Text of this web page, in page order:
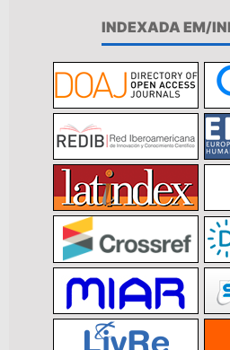
INDEXADA EM/